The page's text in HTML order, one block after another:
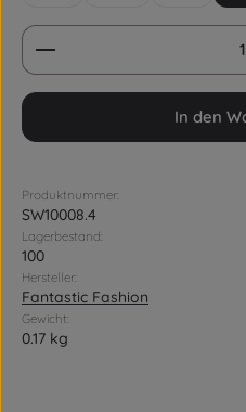
Produkt Anzahl: Gib
In den
Produktnummer:
SW10008.4
Lagerbestand:
100
Hersteller:
Fantastic Fashion
Gewicht:
0.17 kg